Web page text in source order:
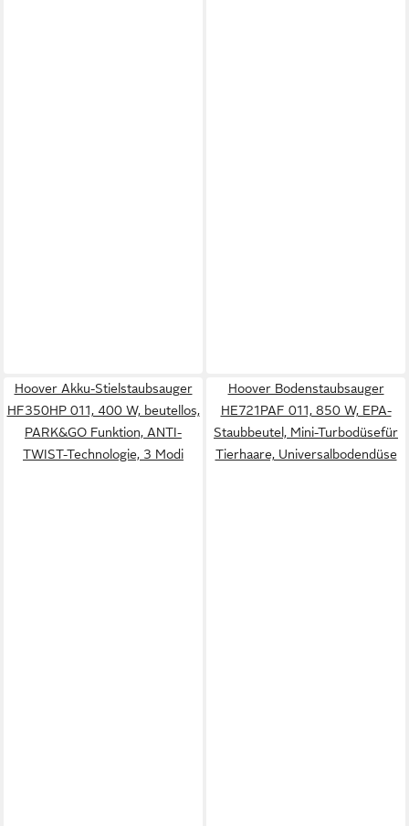
Hoover Akku-Stielstaubsauger
HF350HP 011, 400 W, beutellos,
PARK&GO Funktion, ANTI-
TWIST-Technologie, 3 Modi
Hoover Bodenstaubsauger
HE721PAF 011, 850 W, EPA-
Staubbeutel, Mini-Turbodüsefür
Tierhaare, Universalbodendüse